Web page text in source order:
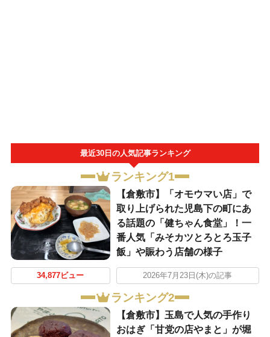
最近30日の人気記事ランキング
ランキング1
【倉敷市】「オモウマい店」で
取り上げられた児島下の町にあ
る話題の「健ちゃん食堂」！一
番人気「みそカツとろとろ玉子
飯」や賑わう店舗の様子
34,877ビュー 2026年7月23日(木)の記事
ランキング2
【倉敷市】玉島で人気の手作り
おはぎ「甘党の店やまと」が堀